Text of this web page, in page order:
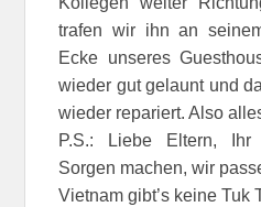
trafen wir ihn an
Ecke unseres
wieder gut gelaunt und
wieder repariert. Also
P.S.: Liebe Eltern,
Sorgen machen, wir
Vietnam gibt’s keine Tuk